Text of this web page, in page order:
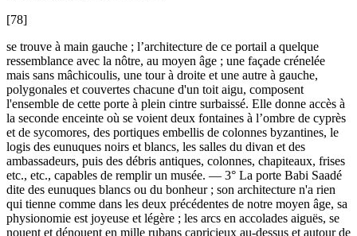
[78]
se trouve à main gauche ; l’architecture de ce portail a quelque
ressemblance avec la nôtre, au moyen âge ; une façade crénelée
mais sans mâchicoulis, une tour à droite et une autre à gauche,
polygonales et couvertes chacune d'un toit aigu, composent
l'ensemble de cette porte à plein cintre surbaissé. Elle donne accès à
la seconde enceinte où se voient deux fontaines à l’ombre de cyprès
et de sycomores, des portiques embellis de colonnes byzantines, le
logis des eunuques noirs et blancs, les salles du divan et des
ambassadeurs, puis des débris antiques, colonnes, chapiteaux, frises
etc., etc., capables de remplir un musée. — 3° La porte Babi Saadé
dite des eunuques blancs ou du bonheur ; son architecture n'a rien
qui tienne comme dans les deux précédentes de notre moyen âge, sa
physionomie est joyeuse et légère ; les arcs en accolades aiguës, se
nouent et dénouent en mille rubans capricieux au-dessus et autour de